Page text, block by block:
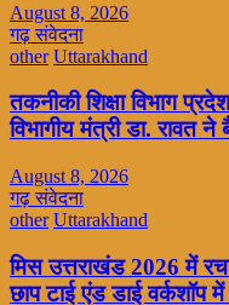
August 8, 2026
गढ़ संवेदना
other Uttarakhand
तकनीकी शिक्षा विभाग
विभागीय मंत्री डा. रावत
August 8, 2026
गढ़ संवेदना
other Uttarakhand
मिस उत्तराखंड 2026 में
छाप टाई एंड डाई वर्कशॉप